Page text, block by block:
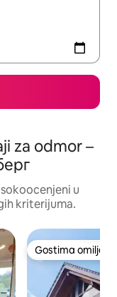
za odmor –
u
kriterijuma.
Gostima omiljeno
Gostima omiljeno